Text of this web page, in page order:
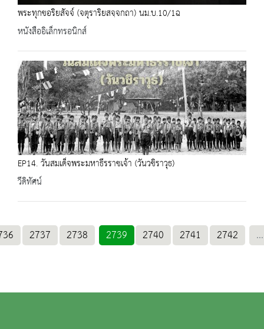
พระทุกขอริยสัจจ์ (จตุราริยสจฺจกถา) นม.บ.10/1ฉ
หนังสืออิเล็กทรอนิกส์
EP14. วันสมเด็จพระมหาธีรราชเจ้า (วันวชิราวุธ)
วีดิทัศน์
2737 2738 2739 2740 2741 2742 ...